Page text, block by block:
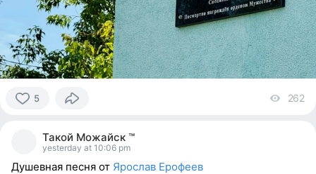
5 262
Такой Можайск ™
yesterday at 10:06 pm
Душевная песня от Ярослав Ерофеев